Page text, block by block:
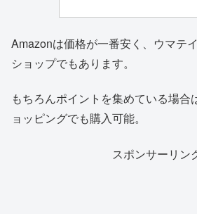
Amazonは価格が一番安く、ウマテ
ショップでもあります。
もちろんポイントを集めている場合
ョッピングでも購入可能。
スポンサーリン